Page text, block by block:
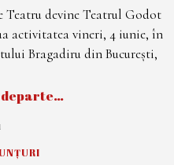
Teatru devine Teatrul Godot
activitatea vineri, 4 iunie, în
Bragadiru din București,
M